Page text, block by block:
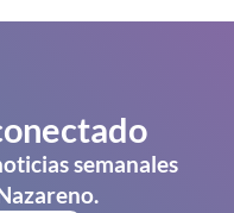
semanales